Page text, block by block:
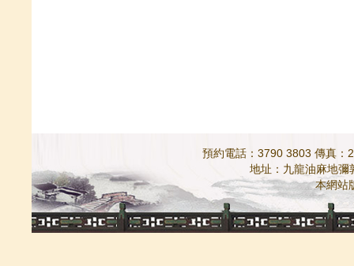
預約電話：3790 3803 傳真：
地址：九龍油麻地
本網站